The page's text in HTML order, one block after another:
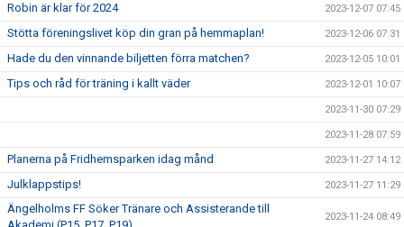
Robin är klar för 2024 2023-12-07 07:45
Stötta föreningslivet köp din gran på hemmaplan! 2023-12-06 07:31
Hade du den vinnande biljetten förra matchen? 2023-12-05 10:01
Tips och råd för träning i kallt väder 2023-12-01 10:07
2023-11-30 07:29
2023-11-28 07:59
Planerna på Fridhemsparken idag månd 2023-11-27 14:12
Julklappstips! 2023-11-27 11:29
Ängelholms FF Söker Tränare och Assisterande till
2023-11-24 08:49